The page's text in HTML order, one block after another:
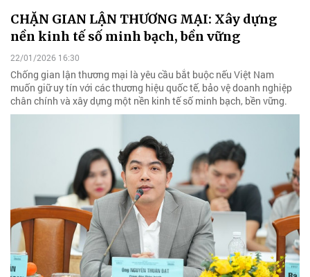
CHẶN GIAN LẬN THƯƠNG MẠI: Xây dựng
nền kinh tế số minh bạch, bền vững
22/01/2026 16:30
Chống gian lận thương mại là yêu cầu bắt buộc nếu Việt Nam
muốn giữ uy tín với các thương hiệu quốc tế, bảo vệ doanh nghiệp
chân chính và xây dựng một nền kinh tế số minh bạch, bền vững.